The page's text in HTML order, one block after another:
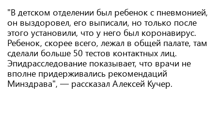
"В детском отделении был ребенок с пневмонией,
он выздоровел, его выписали, но только после
этого установили, что у него был коронавирус.
Ребенок, скорее всего, лежал в общей палате, там
сделали больше 50 тестов контактных лиц.
Эпидрасследование показывает, что врачи не
вполне придерживались рекомендаций
Минздрава", — рассказал Алексей Кучер.